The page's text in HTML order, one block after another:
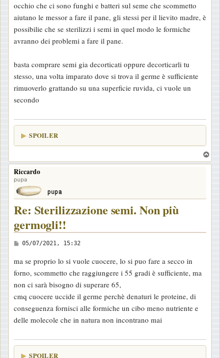
g
i
o
occhio che ci sono funghi e batteri sul seme che scommetto
aiutano le messor a fare il pane, gli stessi per il lievito madre, è
possibilie che se sterilizzi i semi in quel modo le formiche
avranno dei problemi a fare il pane.
basta comprare semi gia decorticati oppure decorticarli tu
stesso, una volta imparato dove si trova il germe è sufficiente
rimuoverlo grattando su una superficie ruvida, ci vuole un
secondo
SPOILER
o
Riccardo
pupa
Re: Sterilizzazione semi. Non più
germogli!!
M
s
s
a
g
g
i
05/07/2021, 15:32
ma se proprio lo si vuole cuocere, lo si puo fare a secco in
forno, scommetto che raggiungere i 55 gradi è sufficiente, ma
non ci sarà bisogno di superare 65,
cmq cuocere uccide il germe perchè denaturi le proteine, di
conseguenza fornisci alle formiche un cibo meno nutriente e
delle molecole che in natura non incontrano mai
SPOILER